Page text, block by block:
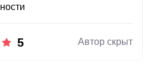
5 Автор скрыт